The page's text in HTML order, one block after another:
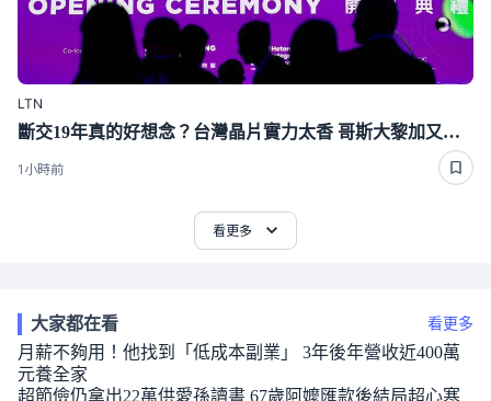
LTN
斷交19年真的好想念？台灣晶片實力太香 哥斯大黎加又要來台了
1小時前
看更多
大家都在看 看更多
月薪不夠用！他找到「低成本副業」 3年後年營收近400萬
元養全家
超節儉仍拿出22萬供愛孫讀書 67歲阿嬤匯款後結局超心寒